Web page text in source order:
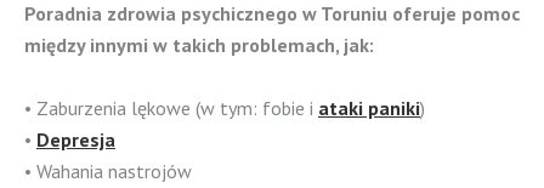
Poradnia zdrowia psychicznego w Toruniu oferuje pomoc
między innymi w takich problemach, jak:
• Zaburzenia lękowe (w tym: fobie i ataki paniki)
• Depresja
• Wahania nastrojów